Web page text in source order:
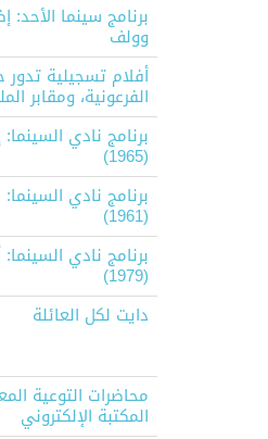
برنامج سينما الأحد:
وولف
أفلام تسجيلية
الفرعونية، ومقابر
برنامج نادي
(1965)
برنامج نادي
(1961)
برنامج نادي
(1979)
دايت لكل العائلة
محاضرات التوعية
المكتبة الإلكتروني